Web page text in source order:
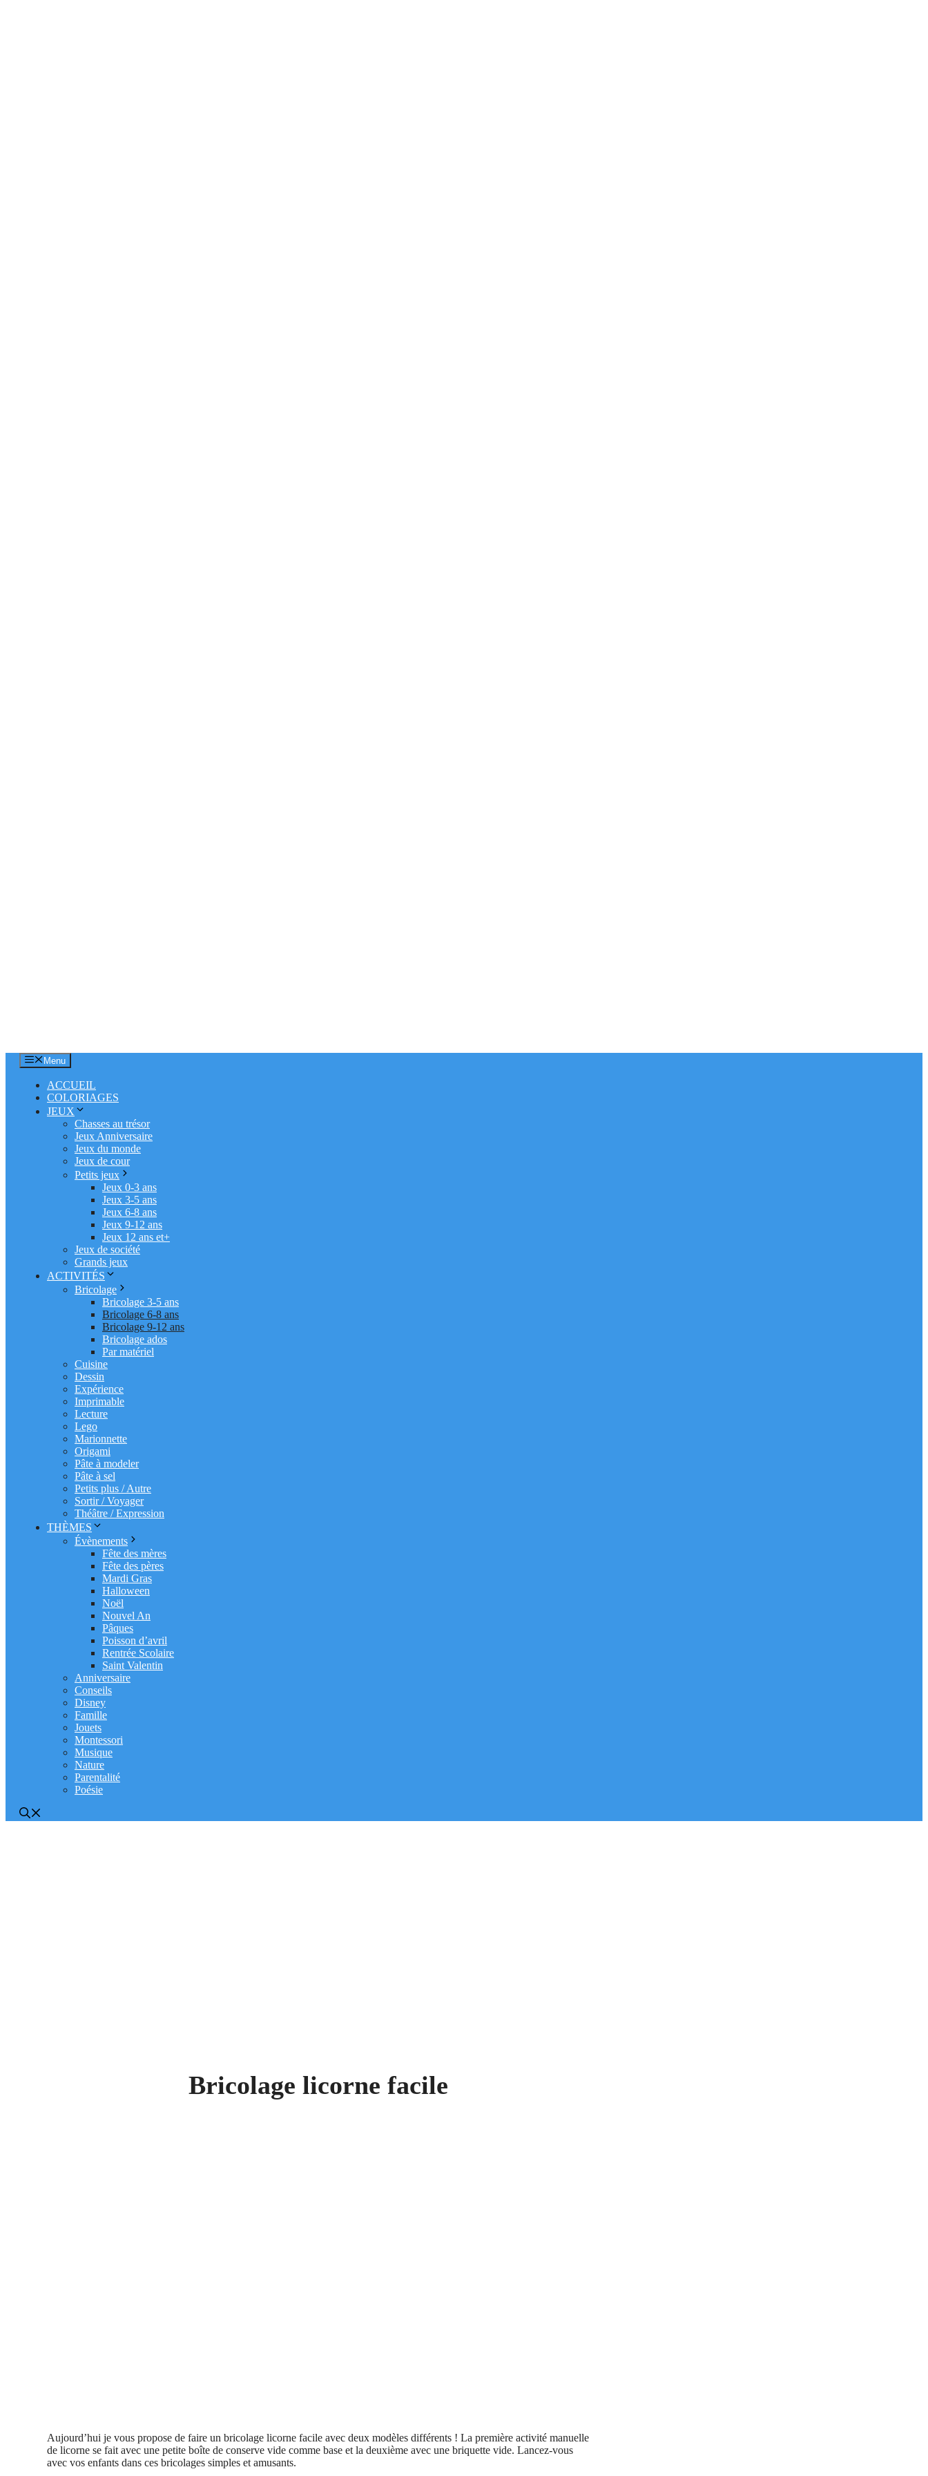
Menu
ACCUEIL
COLORIAGES
JEUX
Chasses au trésor
Jeux Anniversaire
Jeux du monde
Jeux de cour
Petits jeux
Jeux 0-3 ans
Jeux 3-5 ans
Jeux 6-8 ans
Jeux 9-12 ans
Jeux 12 ans et+
Jeux de société
Grands jeux
ACTIVITÉS
Bricolage
Bricolage 3-5 ans
Bricolage 6-8 ans
Bricolage 9-12 ans
Bricolage ados
Par matériel
Cuisine
Dessin
Expérience
Imprimable
Lecture
Lego
Marionnette
Origami
Pâte à modeler
Pâte à sel
Petits plus / Autre
Sortir / Voyager
Théâtre / Expression
THÈMES
Évènements
Fête des mères
Fête des pères
Mardi Gras
Halloween
Noël
Nouvel An
Pâques
Poisson d’avril
Rentrée Scolaire
Saint Valentin
Anniversaire
Conseils
Disney
Famille
Jouets
Montessori
Musique
Nature
Parentalité
Poésie
Bricolage licorne facile
Aujourd’hui je vous propose de faire un bricolage licorne facile avec deux modèles différents ! La première activité manuelle
de licorne se fait avec une petite boîte de conserve vide comme base et la deuxième avec une briquette vide. Lancez-vous
avec vos enfants dans ces bricolages simples et amusants.